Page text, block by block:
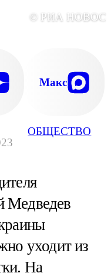
ОБЩЕСТВО
© РИА
Макс
Медведев
уходит из
На